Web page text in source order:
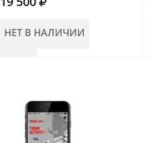
НЕТ В НАЛИЧИИ